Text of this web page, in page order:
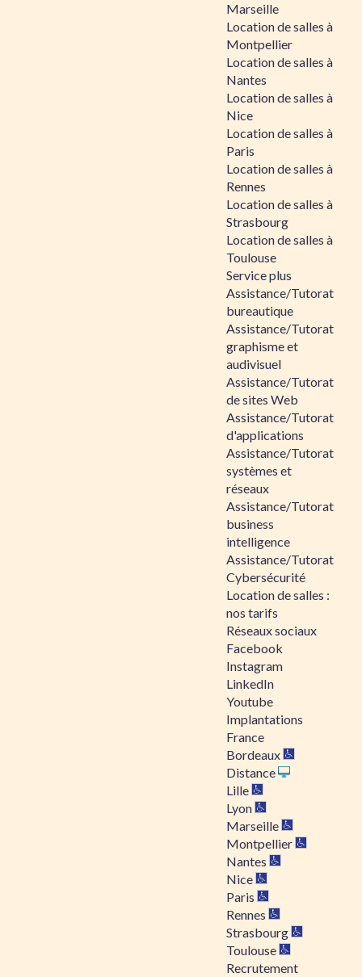
Marseille
Location de salles à
Montpellier
Location de salles à
Nantes
Location de salles à
Nice
Location de salles à
Paris
Location de salles à
Rennes
Location de salles à
Strasbourg
Location de salles à
Toulouse
Service plus
Assistance/Tutorat
bureautique
Assistance/Tutorat
graphisme et
audivisuel
Assistance/Tutorat
de sites Web
Assistance/Tutorat
d'applications
Assistance/Tutorat
systèmes et
réseaux
Assistance/Tutorat
business
intelligence
Assistance/Tutorat
Cybersécurité
Location de salles :
nos tarifs
Réseaux sociaux
Facebook
Instagram
LinkedIn
Youtube
Implantations
France
Bordeaux
Distance
Lille
Lyon
Marseille
Montpellier
Nantes
Nice
Paris
Rennes
Strasbourg
Toulouse
Recrutement